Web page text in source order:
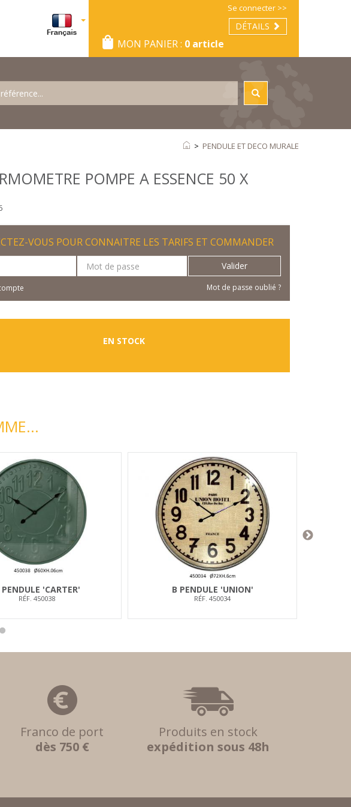
Se connecter >>
DÉTAILS
MON PANIER : 0 article
> PENDULE ET DECO MURALE
POMPE A ESSENCE 50 X
VOUS POUR CONNAITRE LES TARIFS ET COMMANDER
Valider
Mot de passe oublié ?
EN STOCK
PENDULE 'CARTER'
RÉF. 450038
B PENDULE 'UNION'
RÉF. 450034
Franco de port
dès 750 €
Produits en stock
expédition sous 48h